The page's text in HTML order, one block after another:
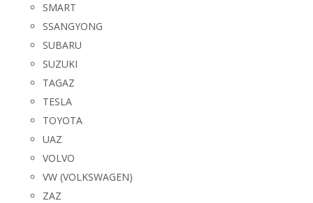
SMART
SSANGYONG
SUBARU
SUZUKI
TAGAZ
TESLA
TOYOTA
UAZ
VOLVO
VW (VOLKSWAGEN)
ZAZ